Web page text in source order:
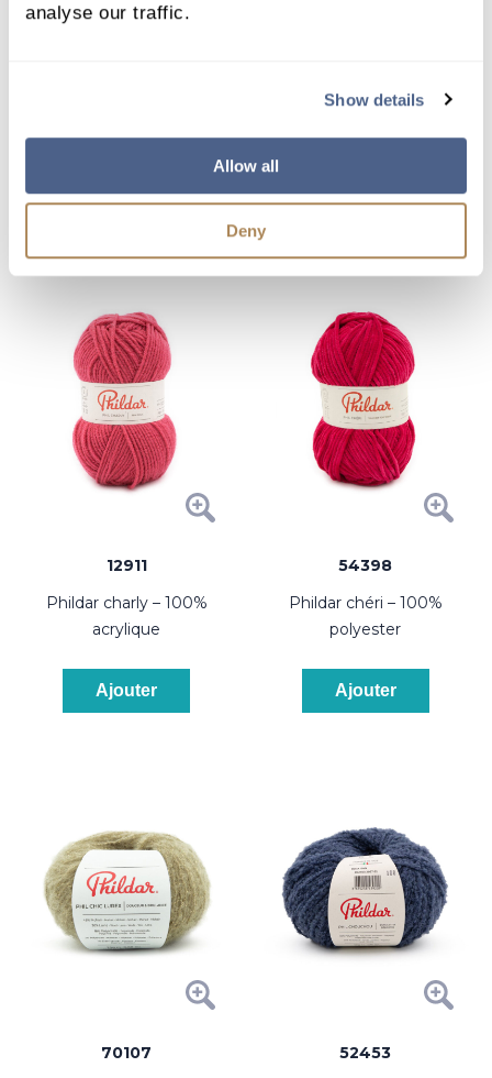
analyse our traffic.
Show details
Allow all
Deny
polyamide
Ajouter
12911
phildar charly – 100%
acrylique
Ajouter
54398
phildar chéri – 100%
polyester
Ajouter
70107
52453